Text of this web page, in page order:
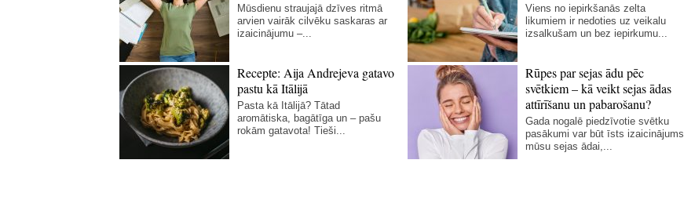
Mūsdienu straujajā dzīves ritmā
arvien vairāk cilvēku saskaras ar
izaicinājumu –...
Viens no iepirkšanās zelta
likumiem ir nedoties uz veikalu
izsalkušam un bez iepirkumu...
Recepte: Aija Andrejeva gatavo
pastu kā Itālijā
Pasta kā Itālijā? Tātad
aromātiska, bagātīga un – pašu
rokām gatavota! Tieši...
Rūpes par sejas ādu pēc
svētkiem – kā veikt sejas ādas
attīrīšanu un pabarošanu?
Gada nogalē piedzīvotie svētku
pasākumi var būt īsts izaicinājums
mūsu sejas ādai,...